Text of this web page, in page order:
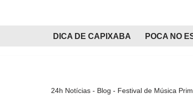
DICA DE CAPIXABA POCA NO
24h Notícias - Blog - Festival de Música